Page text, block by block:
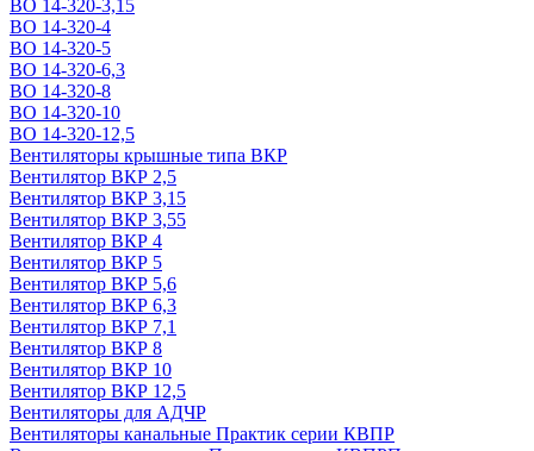
ВО 14-320-3,15
ВО 14-320-4
ВО 14-320-5
ВО 14-320-6,3
ВО 14-320-8
ВО 14-320-10
ВО 14-320-12,5
Вентиляторы крышные типа ВКР
Вентилятор ВКР 2,5
Вентилятор ВКР 3,15
Вентилятор ВКР 3,55
Вентилятор ВКР 4
Вентилятор ВКР 5
Вентилятор ВКР 5,6
Вентилятор ВКР 6,3
Вентилятор ВКР 7,1
Вентилятор ВКР 8
Вентилятор ВКР 10
Вентилятор ВКР 12,5
Вентиляторы для АДЧР
Вентиляторы канальные Практик серии КВПР